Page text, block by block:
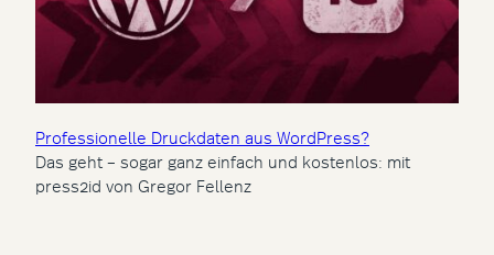
Professionelle Druckdaten aus WordPress?
Das geht – sogar ganz einfach und kostenlos: mit
press2id von Gregor Fellenz